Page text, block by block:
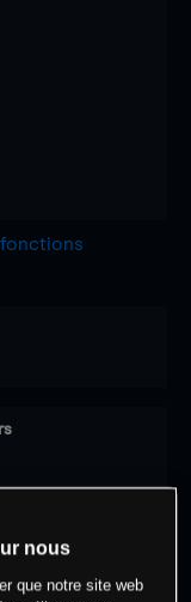
à
nous
que notre site web